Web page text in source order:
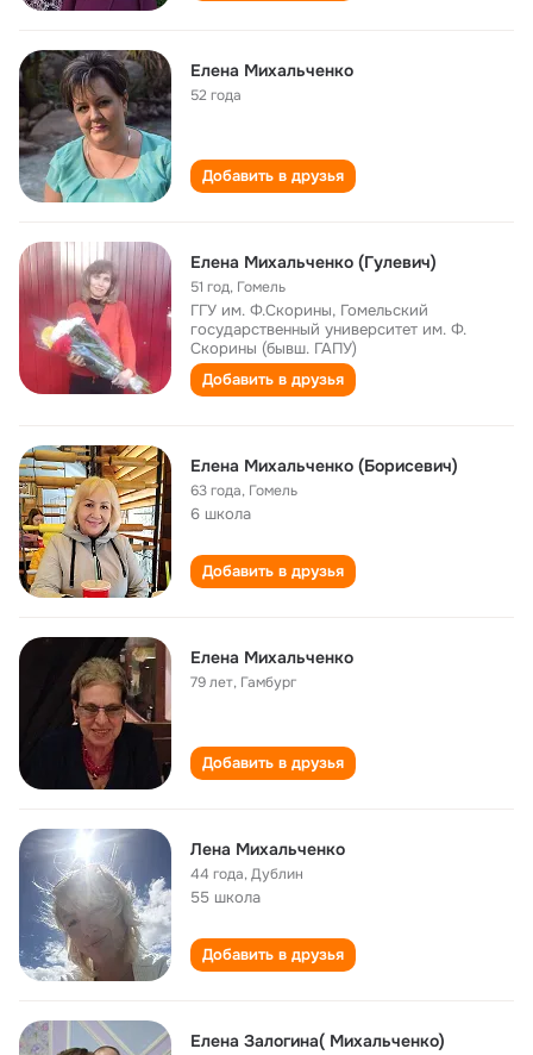
Елена Михальченко
52 года
Добавить в друзья
Елена Михальченко (Гулевич)
51 год, Гомель
ГГУ им. Ф.Скорины, Гомельский
государственный университет им. Ф.
Скорины (бывш. ГАПУ)
Добавить в друзья
Елена Михальченко (Борисевич)
63 года, Гомель
6 школа
Добавить в друзья
Елена Михальченко
79 лет, Гамбург
Добавить в друзья
Лена Михальченко
44 года,Дублин
55 школа
Добавить в друзья
Елена Залогина( Михальченко)